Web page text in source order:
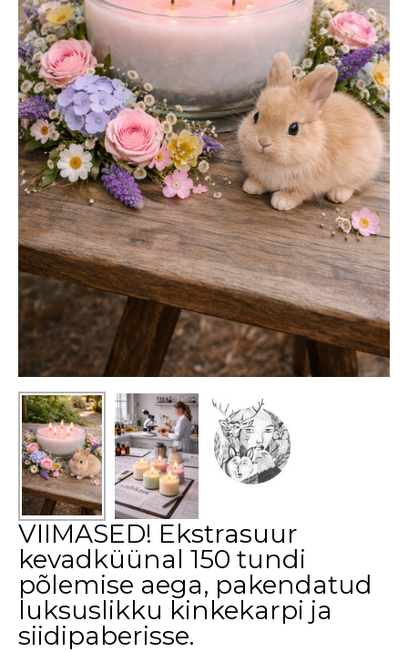
VIIMASED! Ekstrasuur
kevadküünal 150 tundi
põlemise aega, pakendatud
luksuslikku kinkekarpi ja
siidipaberisse.